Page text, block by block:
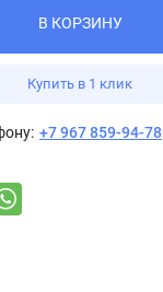
В КОРЗИНУ
Купить в 1 клик
+7 967 859-94-78